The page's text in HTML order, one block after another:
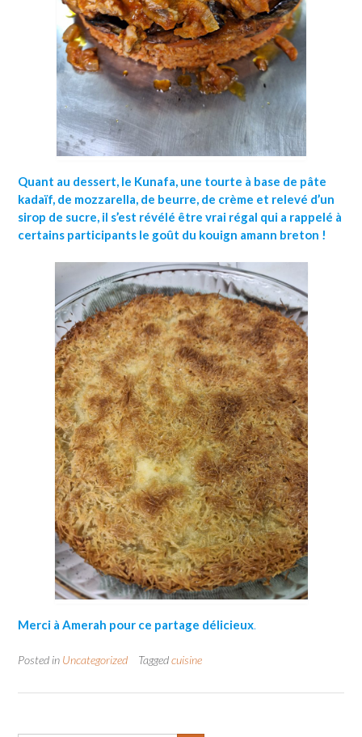
Quant au dessert, le Kunafa, une tourte à base de pâte
kadaïf, de mozzarella, de beurre, de crème et relevé d’un
sirop de sucre, il s’est révélé être vrai régal qui a rappelé à
certains participants le goût du kouign amann breton !
Merci à Amerah pour ce partage délicieux.
Posted in Uncategorized Taggedcuisine